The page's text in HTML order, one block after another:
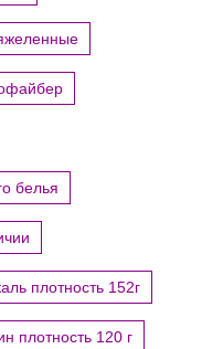
белья
плотность 152г
плотность 120 г